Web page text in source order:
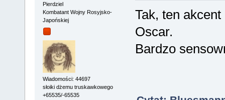
Pierdziel
Kombatant Wojny Rosyjsko-
Japońskiej
Wiadomości: 44697
słoiki dżemu truskawkowego
+65535/-65535
Tak, ten
Oscar.
Bardzo